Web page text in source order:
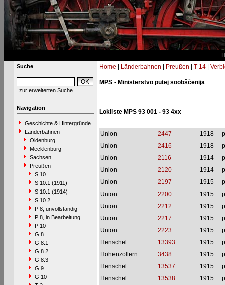
Suche
zur erweiterten Suche
Navigation
Geschichte & Hintergründe
Länderbahnen
Oldenburg
Mecklenburg
Sachsen
Preußen
S 10
S 10.1 (1911)
S 10.1 (1914)
S 10.2
P 8, unvollständig
P 8, in Bearbeitung
P 10
G 8
G 8.1
G 8.2
G 8.3
G 9
G 10
Home Länderbahnen Preußen T 14|
MPS - Ministerstvo putej soobščenija
Lokliste MPS 93 001 - 93 4xx
Union 2447 1918
Union
2416 1918
Union
2116 1914
Union
2120 1914
Union
2197 1915
Union
2200 1915
Union
2212 1915
Union
2217 1915
Union
2223 1915
Henschel
13393 1915
Hohenzollern
3438 1915
Henschel
13537 1915
Henschel
13538 1915